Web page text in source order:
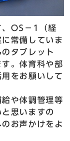
、OS－1（経
常備していま
タブレット
す。体育科や部
をお願いして
や体調管理等
思いますの
お声かけをよ